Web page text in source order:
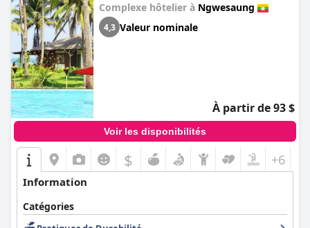
Complexe hôtelier à Ngwesaung
4,3 Valeur nominale
À partir de 93 $
Voir les disponibilités
$ +6
Information
Catégories